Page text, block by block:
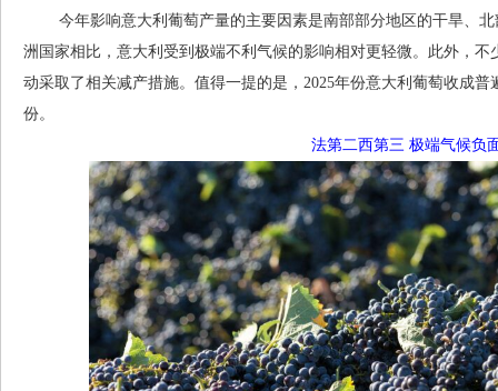
今年影响意大利葡萄产量的主要因素是南部部分地区的干旱、北
洲国家相比，意大利受到极端不利气候的影响相对更轻微。此外，
动采取了相关减产措施。值得一提的是，2025年份意大利葡萄收成
份。
法第二西第三 极端气候负